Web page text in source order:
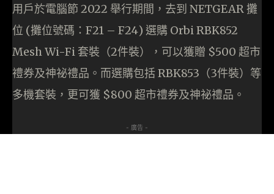
用戶於電腦節 2022 舉行期間，去到 NETGEAR 攤
位 (攤位號碼：F21 – F24) 選購 Orbi RBK852
Mesh Wi-Fi 套裝（2件裝），可以獲贈 $500 超市
禮券及神祕禮品。而選購包括 RBK853（3件裝）等
多機套裝，更可獲 $800 超市禮券及神祕禮品。
- 廣告 -